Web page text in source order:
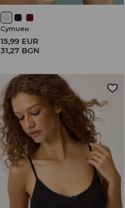
Сутиен
15,99 EUR
31,27 BGN